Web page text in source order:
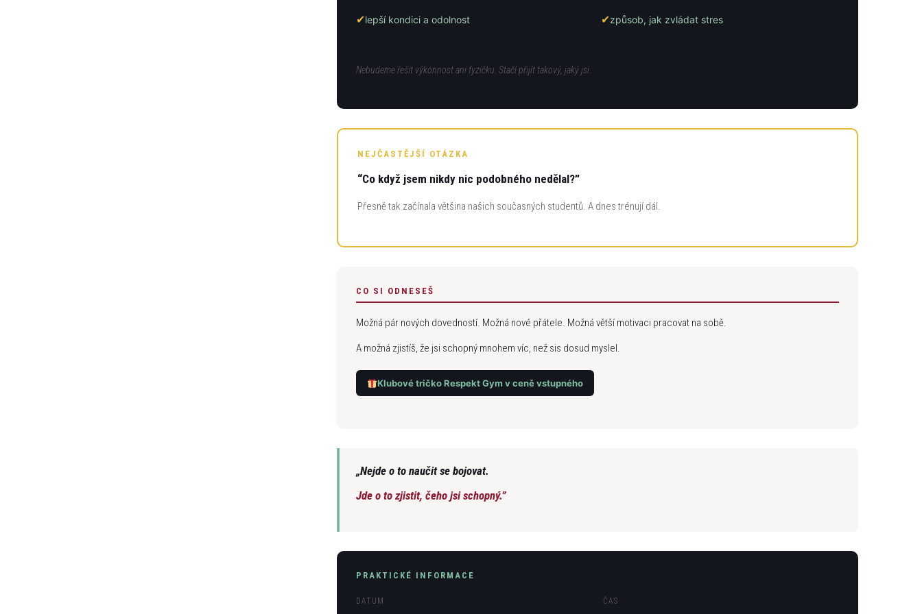
✔lepší kondici a odolnost ✔způsob, jak zvládat stres
Nebudeme řešit výkonnost ani fyzičku. Stačí přijít takový, jaký jsi.
NEJČASTĚJŠÍ OTÁZKA
“Co když jsem nikdy nic podobného nedělal?”
Přesně tak začínala většina našich současných studentů. A dnes trénují dál.
CO SI ODNESEŠ
Možná pár nových dovedností. Možná nové přátele. Možná větší motivaci pracovat na sobě.
A možná zjistíš, že jsi schopný mnohem víc, než sis dosud myslel.
Klubové tričko Respekt Gym v ceně vstupného
„Nejde o to naučit se bojovat.
Jde o to zjistit, čeho jsi schopný.”
PRAKTICKÉ INFORMACE
DATUM ČAS